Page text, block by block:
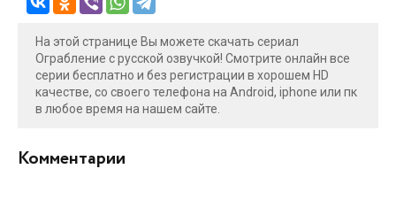
На этой странице Вы можете скачать сериал
Ограбление с русской озвучкой! Смотрите онлайн все
серии бесплатно и без регистрации в хорошем HD
качестве, со своего телефона на Android, iphone или пк
в любое время на нашем сайте.
Комментарии